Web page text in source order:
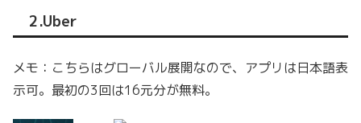
2.Uber
メモ：こちらはグローバル展開なので、アプリは日本語表
示可。最初の3回は16元分が無料。